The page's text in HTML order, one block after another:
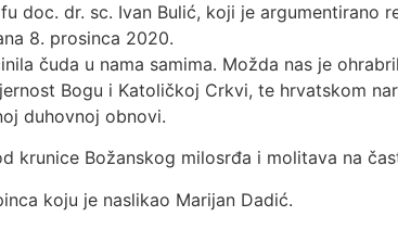
doc. dr. sc. Ivan Bulić, koji je argumentirano
8. prosinca 2020.
čuda u nama samima. Možda nas je
Bogu i Katoličkoj Crkvi, te hrvatskom
duhovnoj obnovi.
krunice Božanskog milosrđa i molitava na
koju je naslikao Marijan Dadić.